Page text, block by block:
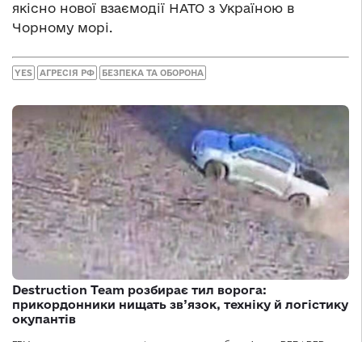
якісно нової взаємодії НАТО з Україною в
Чорному морі.
YES АГРЕСІЯ РФ БЕЗПЕКА ТА ОБОРОНА
Destruction Team розбирає тил ворога:
прикордонники нищать зв’язок, техніку й логістику
окупантів